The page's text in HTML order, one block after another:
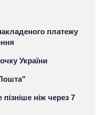
платежу
України
ніж через 7